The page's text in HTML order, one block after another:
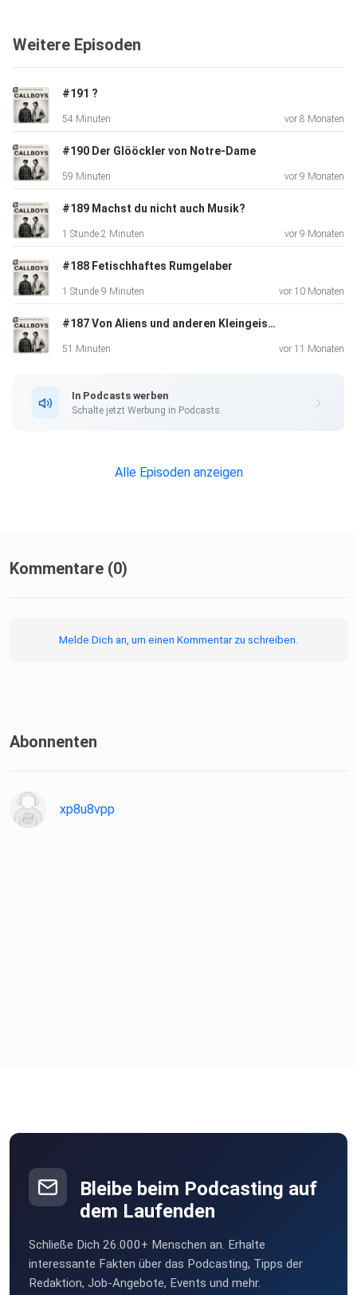
Weitere Episoden
#191 ?
54 Minuten vor 8 Monaten
#190 Der Glööckler von Notre-Dame
59 Minuten vor 9 Monaten
#189 Machst du nicht auch Musik?
1 Stunde 2 Minuten vor 9 Monaten
#188 Fetischhaftes Rumgelaber
1 Stunde 9 Minuten vor 10 Monaten
#187 Von Aliens und anderen Kleingeistern
51 Minuten vor 11 Monaten
In Podcasts werben
Schalte jetzt Werbung in Podcasts.
Alle Episoden anzeigen
Kommentare (0)
Melde Dich an, um einen Kommentar zu schreiben.
Abonnenten
xp8u8vpp
Bleibe beim Podcasting auf
dem Laufenden
Schließe Dich 26.000+ Menschen an. Erhalte
interessante Fakten über das Podcasting, Tipps der
Redaktion, Job-Angebote, Events und mehr.